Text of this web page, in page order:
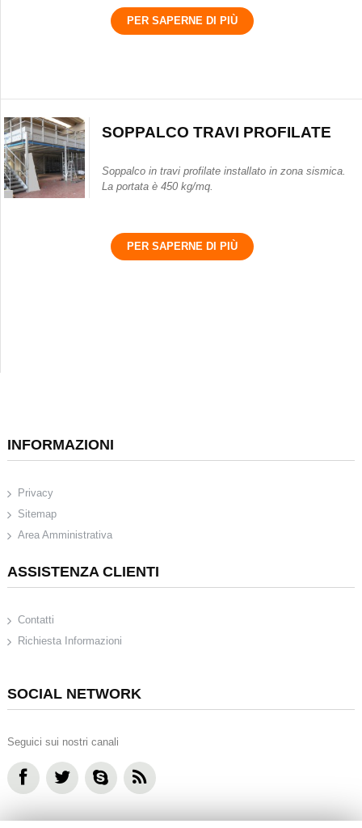
PER SAPERNE DI PIÙ
SOPPALCO TRAVI PROFILATE
Soppalco in travi profilate installato in zona sismica.
La portata è 450 kg/mq.
PER SAPERNE DI PIÙ
INFORMAZIONI
Privacy
Sitemap
Area Amministrativa
ASSISTENZA CLIENTI
Contatti
Richiesta Informazioni
SOCIAL NETWORK
Seguici sui nostri canali